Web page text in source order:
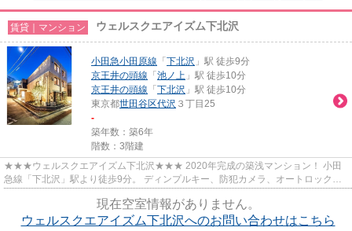
賃貸｜マンション ウェルスクエアイズム下北沢
小田急小田原線 「 下北沢 」駅 徒歩9分
京王井の頭線 「 池ノ上 」駅 徒歩10分
京王井の頭線 「 下北沢 」駅 徒歩10分
東京都世田谷区代沢 ３丁目25
-
築年数：築6年
階数：3階建
★★★ウェルスクエアイズム下北沢★★★ 2020年完成の築浅マンション！ 小田
急線「下北沢」駅より徒歩9分。 ディンプルキー、防犯カメラ、オートロックと
現在空室情報がありません。
ウェルスクエアイズム下北沢へのお問い合わせはこちら